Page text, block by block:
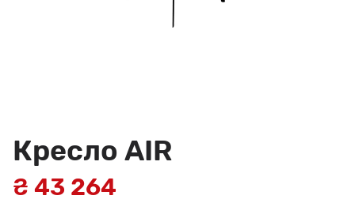
Кресло AIR
₴ 43 264